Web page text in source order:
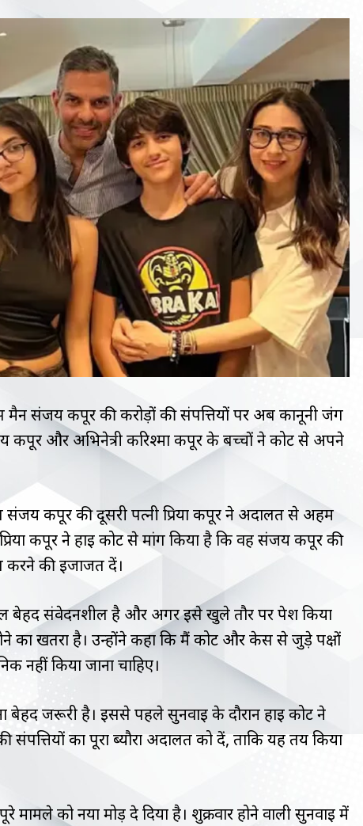
संजय कपूर की करोड़ों की संपत्तियों पर अब कानूनी जंग
और अभिनेत्री करिश्मा कपूर के बच्चों ने कोर्ट से अपने
संजय कपूर की दूसरी पत्नी प्रिया कपूर ने अदालत से अहम
कपूर ने हाई कोर्ट से मांग किया है कि वह संजय कपूर की
करने की इजाजत दें।
बेहद संवेदनशील है और अगर इसे खुले तौर पर पेश किया
खतरा है। उन्होंने कहा कि मैं कोर्ट और केस से जुड़े पक्षों
नहीं किया जाना चाहिए।
जरूरी है। इससे पहले सुनवाई के दौरान हाई कोर्ट ने
का पूरा ब्यौरा अदालत को दें, ताकि यह तय किया
को नया मोड़ दे दिया है। शुक्रवार होने वाली सुनवाई में